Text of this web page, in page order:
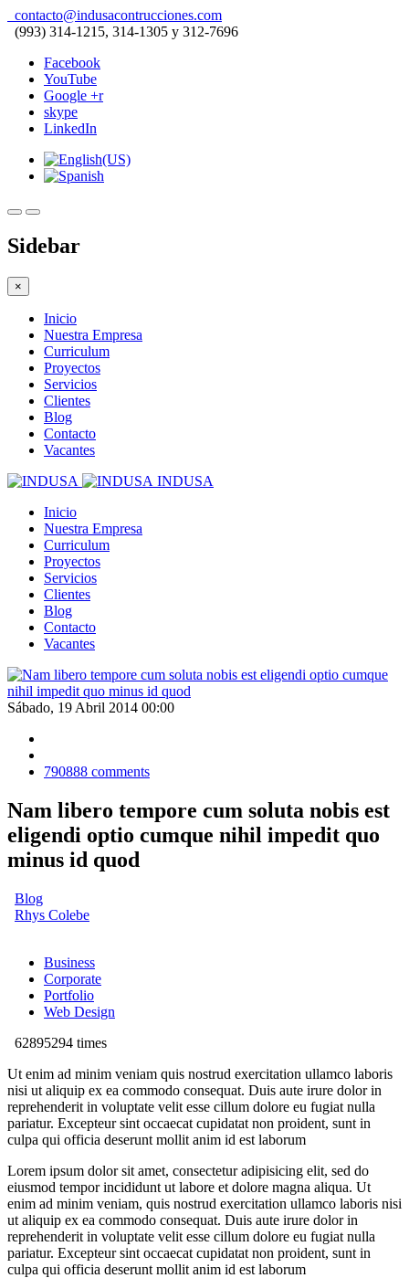
contacto@indusacontrucciones.com
(993) 314-1215, 314-1305 y 312-7696
Facebook
YouTube
Google +r
skype
LinkedIn
Sidebar
×
Inicio
Nuestra Empresa
Curriculum
Proyectos
Servicios
Clientes
Blog
Contacto
Vacantes
INDUSA
Inicio
Nuestra Empresa
Curriculum
Proyectos
Servicios
Clientes
Blog
Contacto
Vacantes
Sábado, 19 Abril 2014 00:00
790888 comments
Nam libero tempore cum soluta nobis est
eligendi optio cumque nihil impedit quo
minus id quod
Blog
Rhys Colebe
Business
Corporate
Portfolio
Web Design
62895294 times
Ut enim ad minim veniam quis nostrud exercitation ullamco laboris
nisi ut aliquip ex ea commodo consequat. Duis aute irure dolor in
reprehenderit in voluptate velit esse cillum dolore eu fugiat nulla
pariatur. Excepteur sint occaecat cupidatat non proident, sunt in
culpa qui officia deserunt mollit anim id est laborum
Lorem ipsum dolor sit amet, consectetur adipisicing elit, sed do
eiusmod tempor incididunt ut labore et dolore magna aliqua. Ut
enim ad minim veniam, quis nostrud exercitation ullamco laboris nisi
ut aliquip ex ea commodo consequat. Duis aute irure dolor in
reprehenderit in voluptate velit esse cillum dolore eu fugiat nulla
pariatur. Excepteur sint occaecat cupidatat non proident, sunt in
culpa qui officia deserunt mollit anim id est laborum